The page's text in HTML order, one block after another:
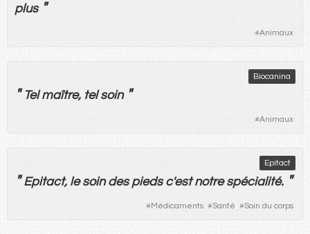
plus "
#Animaux
Biocanina
" Tel maître, tel soin "
#Animaux
Epitact
"Epitact, le soin des piedsc'est notre spécialité. "
#Médicaments #Santé #Soin du corps